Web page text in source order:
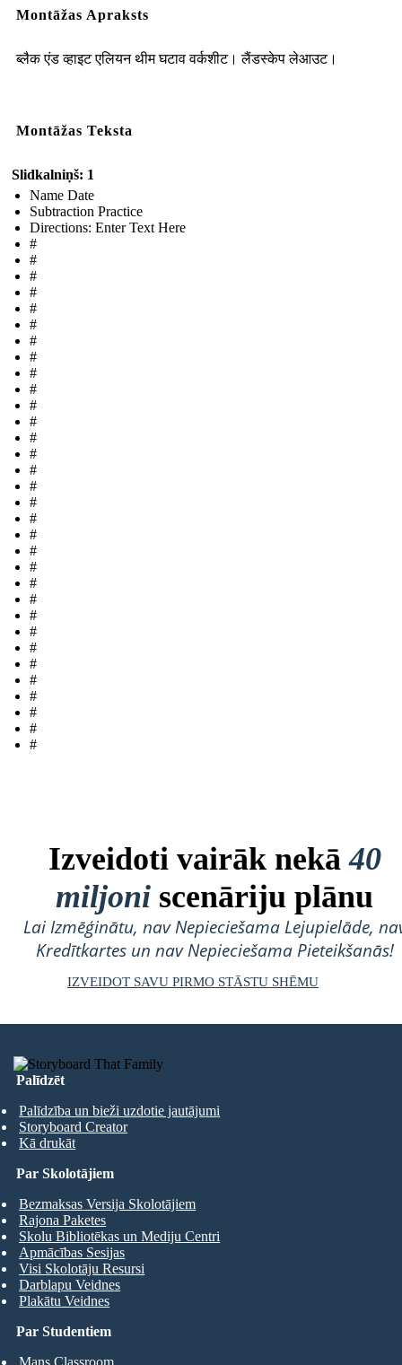
Montāžas Apraksts
ब्लैक एंड व्हाइट एलियन थीम घटाव वर्कशीट। लैंडस्केप लेआउट।
Montāžas Teksta
Slidkalniņš: 1
Name Date
Subtraction Practice
Directions: Enter Text Here
#
#
#
#
#
#
#
#
#
#
#
#
#
#
#
#
#
#
#
#
#
#
#
#
#
#
#
#
#
#
#
#
Izveidoti vairāk nekā40
miljoni scenāriju plānu
Lai Izmēģinātu, nav Nepieciešama Lejupielāde,
Kredītkartes un nav Nepieciešama Pieteikšanās!
IZVEIDOT SAVU PIRMO STĀSTU SHĒMU
Palīdzēt
Palīdzība un bieži uzdotie jautājumi
Storyboard Creator
Kā drukāt
Par Studentiem
Mans Classroom
Par Skolotājiem
Bezmaksas Versija Skolotājiem
Rajona Paketes
Skolu Bibliotēkas un Mediju Centri
Apmācības Sesijas
Visi Skolotāju Resursi
Darblapu Veidnes
Plakātu Veidnes